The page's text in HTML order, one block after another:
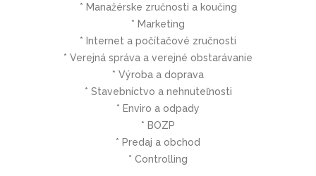
* Manažérske zručnosti a koučing
* Marketing
* Internet a počítačové zručnosti
* Verejná správa a verejné obstarávanie
* Výroba a doprava
* Stavebníctvo a nehnuteľnosti
* Enviro a odpady
* BOZP
* Predaj a obchod
* Controlling